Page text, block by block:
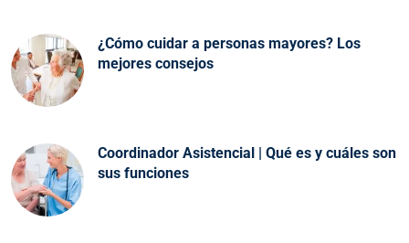
¿Cómo cuidar a personas mayores? Los
mejores consejos
Coordinador Asistencial | Qué es y cuáles son
sus funciones